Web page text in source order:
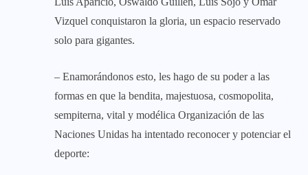
Vizquel conquistaron la gloria, un espacio reservado
solo para gigantes.
– Enamorándonos esto, les hago de su poder a las
formas en que la bendita, majestuosa, cosmopolita,
sempiterna, vital y modélica Organización de las
Naciones Unidas ha intentado reconocer y potenciar el
deporte: